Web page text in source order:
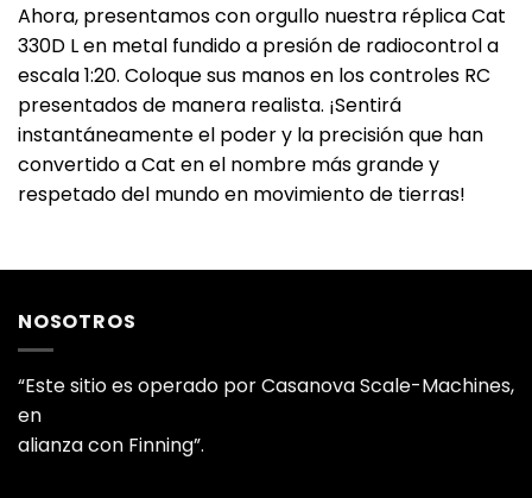
Ahora, presentamos con orgullo nuestra réplica Cat
330D L en metal fundido a presión de radiocontrol a
escala 1:20. Coloque sus manos en los controles RC
presentados de manera realista. ¡Sentirá
instantáneamente el poder y la precisión que han
convertido a Cat en el nombre más grande y
respetado del mundo en movimiento de tierras!
NOSOTROS
“Este sitio es operado por Casanova Scale-Machines,
en
alianza con Finning”.